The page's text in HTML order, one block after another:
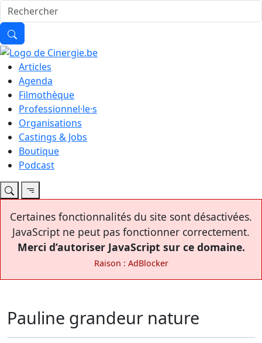
Articles
Agenda
Filmothèque
Professionnel·le·s
Organisations
Castings & Jobs
Boutique
Podcast
Certaines fonctionnalités du site sont désactivées.
JavaScript ne peut pas fonctionner correctement.
Merci d’autoriser JavaScript sur ce domaine.
Raison : AdBlocker
Pauline grandeur nature